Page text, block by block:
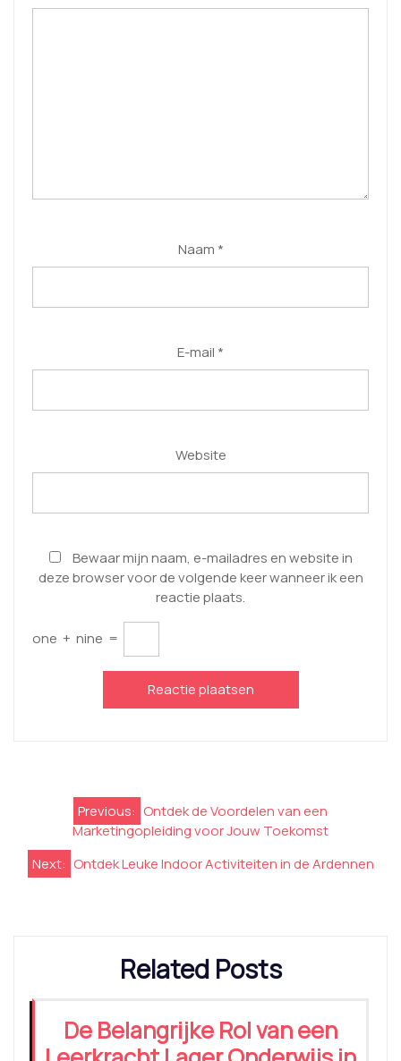
Naam *
E-mail *
Website
Bewaar mijn naam, e-mailadres en website in
deze browser voor de volgende keer wanneer ik een
reactie plaats.
one + nine =
Berichtnavigatie
Previous: Ontdek de Voordelen van een
Marketingopleiding voor Jouw Toekomst
Next: Ontdek Leuke Indoor Activiteiten in de Ardennen
Related Posts
De Belangrijke Rol van een